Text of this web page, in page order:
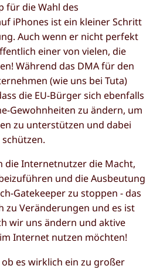
für die Wahl des
iPhones ist ein kleiner Schritt
Auch wenn er nicht perfekt
einer von vielen, die
Während das DMA für den
(wie uns bei Tuta)
die EU-Bürger sich ebenfalls
Gewohnheiten zu ändern, um
zu unterstützen und dabei
die Internetnutzer die Macht,
und die Ausbeutung
Gatekeeper zu stoppen - das
zu Veränderungen und es ist
wir uns ändern und aktive
Internet nutzen möchten!
ob es wirklich ein zu großer